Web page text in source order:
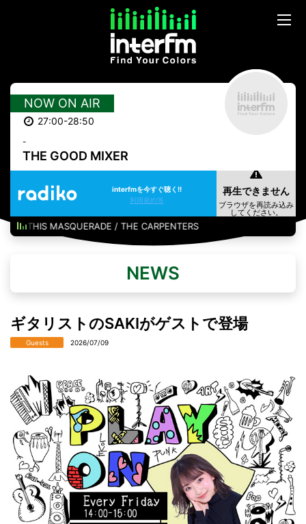
NOW ON AIR
27:00-28:50
-
THE GOOD MIXER
interfmを今すぐ聴く!!
利用規約等
THIS MASQUERADE / THE CARPENTERS
NEWS
ギタリストのSAKIがゲストで登場
Guests 2026/07/09